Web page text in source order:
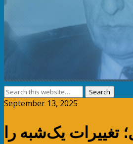
September 13, 2025
تغییرات یک‌شبه را